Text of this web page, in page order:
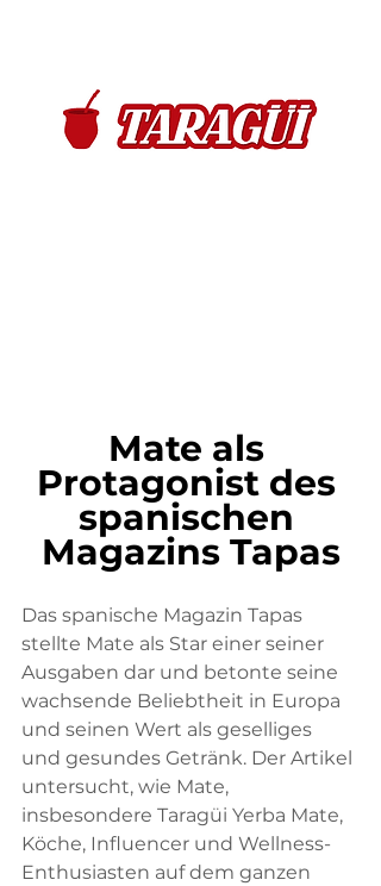
Mate als
Protagonist des
spanischen
Magazins Tapas
Das spanische Magazin Tapas
stellte Mate als Star einer seiner
Ausgaben dar und betonte seine
wachsende Beliebtheit in Europa
und seinen Wert als geselliges
und gesundes Getränk. Der Artikel
untersucht, wie Mate,
insbesondere Taragüi Yerba Mate,
Köche, Influencer und Wellness-
Enthusiasten auf dem ganzen